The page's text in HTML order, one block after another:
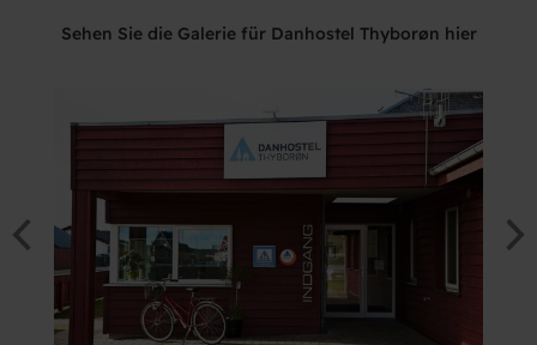
Sehen Sie die Galerie für Danhostel Thyborøn hier